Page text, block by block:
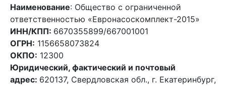
Наименование: Общество с ограниченной
ответственностью «Евронасоскомплект-2015»
ИНН/КПП: 6670355899/667001001
ОГРН: 1156658073824
ОКПО: 12300
Юридический, фактический и почтовый
адрес: 620137, Свердловская обл., г. Екатеринбург,